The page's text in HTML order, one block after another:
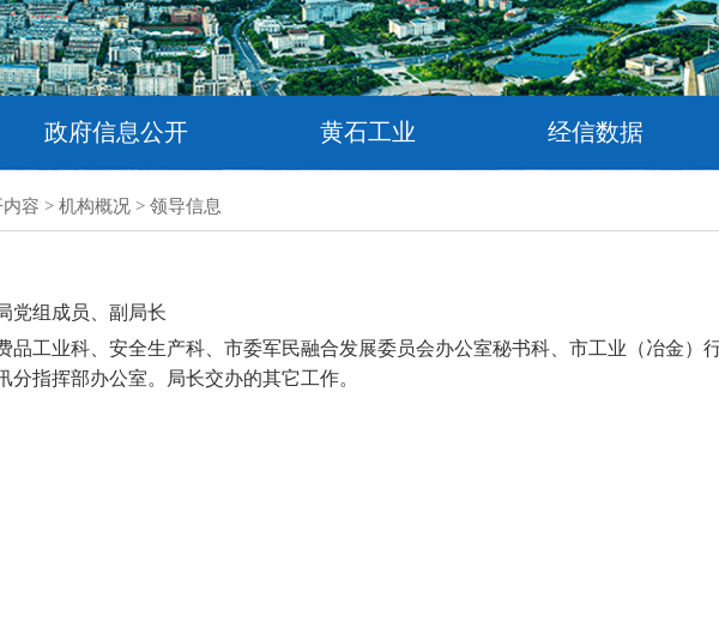
政府信息公开 黄石工业 经信数据
容 > 机构概况 > 领导信息
党组成员、副局长
品工业科、安全生产科、市委军民融合发展委员会办公室秘书科、市工业（冶金）
分指挥部办公室。局长交办的其它工作。